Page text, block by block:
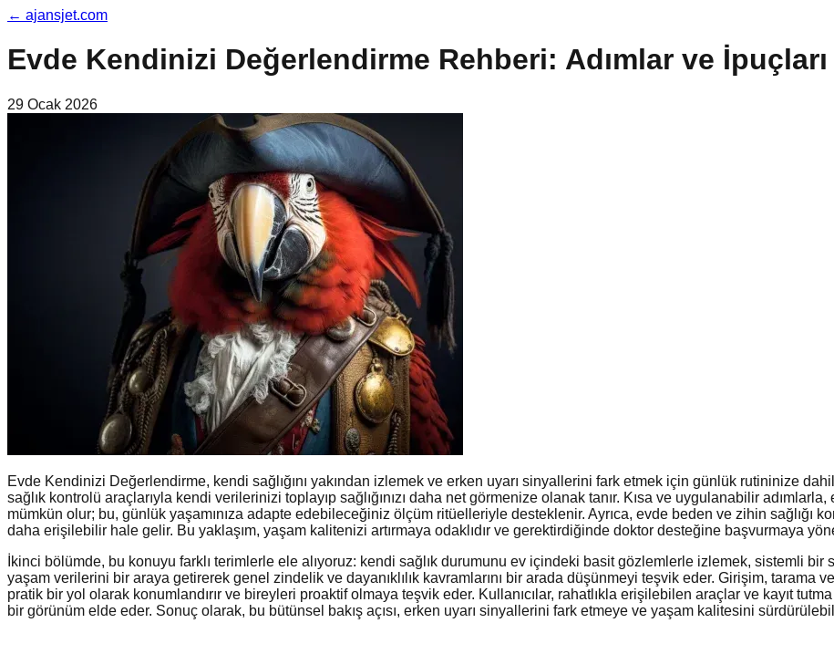
← ajansjet.com
Evde Kendinizi Değerlendirme Rehberi: Adımlar ve İpuçları
29 Ocak 2026
Evde Kendinizi Değerlendirme, kendi sağlığını yakından izlemek ve erken uyarı sinyallerini fark etmek için günlük rutininize
sağlık kontrolü araçlarıyla kendi verilerinizi toplayıp sağlığınızı daha net görmenize olanak tanır. Kısa ve uygulanabilir
mümkün olur; bu, günlük yaşamınıza adapte edebileceğiniz ölçüm ritüelleriyle desteklenir. Ayrıca, evde beden ve zihin sağlığı
daha erişilebilir hale gelir. Bu yaklaşım, yaşam kalitenizi artırmaya odaklıdır ve gerektirdiğinde doktor desteğine başvurmaya
İkinci bölümde, bu konuyu farklı terimlerle ele alıyoruz: kendi sağlık durumunu ev içindeki basit gözlemlerle izlemek, sistemli
yaşam verilerini bir araya getirerek genel zindelik ve dayanıklılık kavramlarını bir arada düşünmeyi teşvik eder. Girişim, tarama
pratik bir yol olarak konumlandırır ve bireyleri proaktif olmaya teşvik eder. Kullanıcılar, rahatlıkla erişilebilen araçlar ve kayıt
bir görünüm elde eder. Sonuç olarak, bu bütünsel bakış açısı, erken uyarı sinyallerini fark etmeye ve yaşam kalitesini